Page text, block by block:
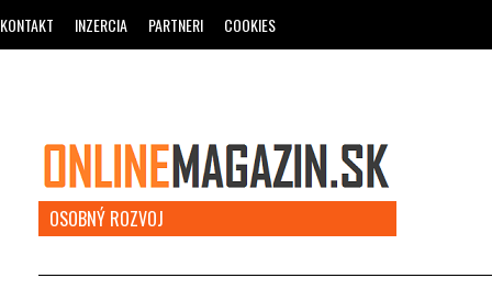
KONTAKT INZERCIA PARTNERI COOKIES
OSOBNÝ ROZVOJ